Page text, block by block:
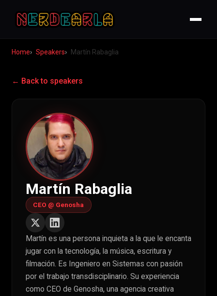
Home Speakers Martín Rabaglia
← Back to speakers
Martín Rabaglia
CEO @ Genosha
Martín es una persona inquieta a la que le encanta
jugar con la tecnología, la música, escritura y
filmación. Es Ingeniero en Sistemas con pasión
por el trabajo transdisciplinario. Su experiencia
como CEO de Genosha, una agencia creativa